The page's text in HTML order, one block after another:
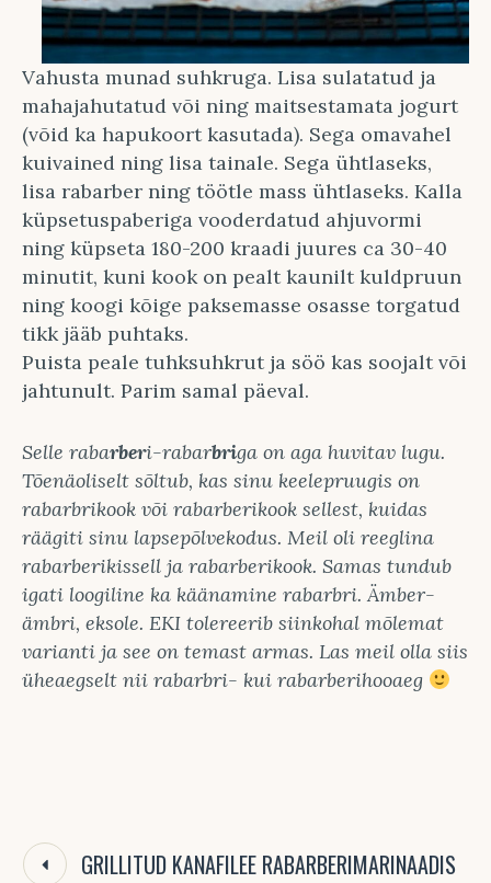
Vahusta munad suhkruga. Lisa sulatatud ja
mahajahutatud või ning maitsestamata jogurt
(võid ka hapukoort kasutada). Sega omavahel
kuivained ning lisa tainale. Sega ühtlaseks,
lisa rabarber ning töötle mass ühtlaseks. Kalla
küpsetuspaberiga vooderdatud ahjuvormi
ning küpseta 180-200 kraadi juures ca 30-40
minutit, kuni kook on pealt kaunilt kuldpruun
ning koogi kõige paksemasse osasse torgatud
tikk jääb puhtaks.
Puista peale tuhksuhkrut ja söö kas soojalt või
jahtunult. Parim samal päeval.
Selle rabarberi-rabarbriga on aga huvitav lugu.
Tõenäoliselt sõltub, kas sinu keelepruugis on
rabarbrikook või rabarberikook sellest, kuidas
räägiti sinu lapsepõlvekodus. Meil oli reeglina
rabarberikissell ja rabarberikook. Samas tundub
igati loogiline ka käänamine rabarbri. Ämber-
ämbri, eksole. EKI tolereerib siinkohal mõlemat
varianti ja see on temast armas. Las meil olla siis
üheaegselt nii rabarbri- kui rabarberihooaeg
GRILLITUD KANAFILEE RABARBERIMARINAADIS